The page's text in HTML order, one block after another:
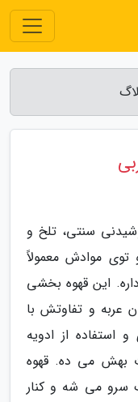
سنتی، تلخ و
موادش معمولاً
این قهوه بخشی
عربه و تفاوتش با
از ادویه
بهش می ده. قهوه
سرو می شه و کنار